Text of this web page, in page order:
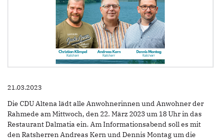
21.03.2023
Die CDU Altena lädt alle Anwohnerinnen und Anwohner der
Rahmede am Mittwoch, den 22. März 2023 um 18 Uhr in das
Restaurant Dalmatia ein. Am Informationsabend soll es mit
den Ratsherren Andreas Kern und Dennis Montag um die